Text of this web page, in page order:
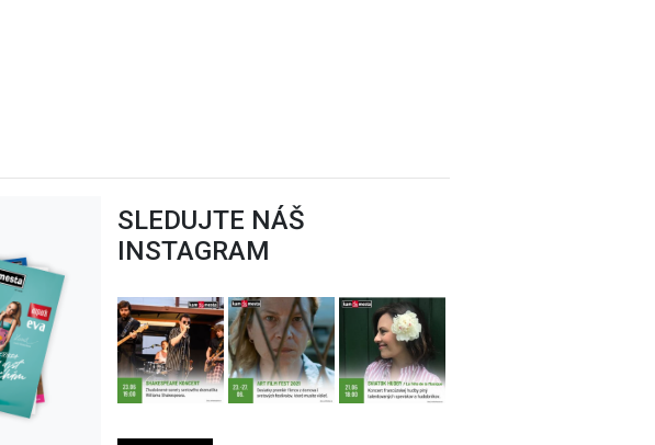
SLEDUJTE NÁŠ
INSTAGRAM